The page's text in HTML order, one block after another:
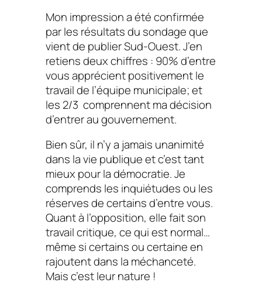
Mon impression a été confirmée
par les résultats du sondage que
vient de publier Sud-Ouest. J’en
retiens deux chiffres : 90% d’entre
vous apprécient positivement le
travail de l’équipe municipale; et
les 2/3 comprennent ma décision
d’entrer au gouvernement.
Bien sûr, il n’y a jamais unanimité
dans la vie publique et c’est tant
mieux pour la démocratie. Je
comprends les inquiétudes ou les
réserves de certains d’entre vous.
Quant à l’opposition, elle fait son
travail critique, ce qui est normal…
même si certains ou certaine en
rajoutent dans la méchanceté.
Mais c’est leur nature !